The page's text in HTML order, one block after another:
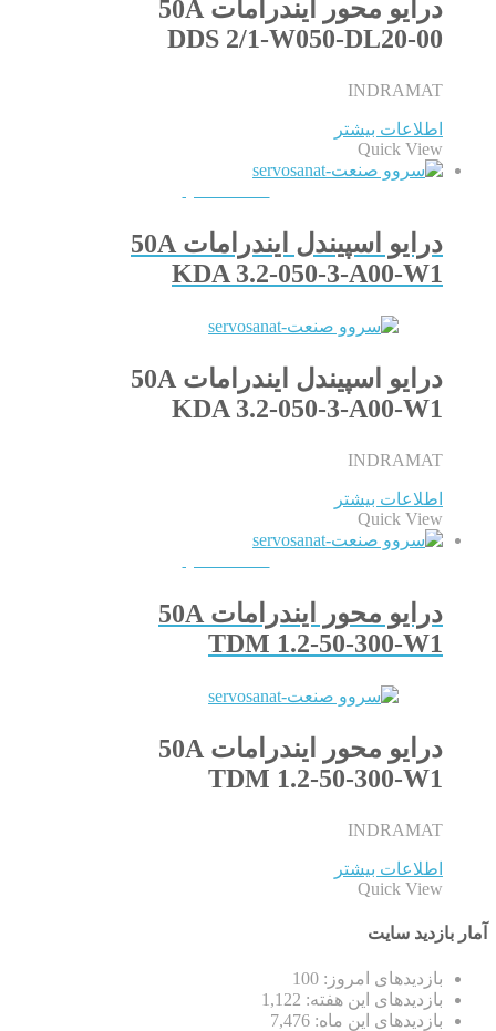
درایو محور ایندرامات 50A
DDS 2/1-W050-DL20-00
INDRAMAT
اطلاعات بیشتر
Quick View
درایو اسپیندل ایندرامات 50A
KDA 3.2-050-3-A00-W1
درایو اسپیندل ایندرامات 50A
KDA 3.2-050-3-A00-W1
INDRAMAT
اطلاعات بیشتر
Quick View
درایو محور ایندرامات 50A
TDM 1.2-50-300-W1
درایو محور ایندرامات 50A
TDM 1.2-50-300-W1
INDRAMAT
اطلاعات بیشتر
Quick View
آمار بازدید سایت
بازدیدهای امروز: 100
بازدیدهای این هفته: 1,122
بازدیدهای این ماه: 7,476